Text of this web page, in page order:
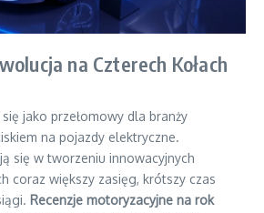
na Czterech Kołach
jako przełomowy dla branży
na pojazdy elektryczne.
się w tworzeniu innowacyjnych
coraz większy zasięg, krótszy czas
Recenzje motoryzacyjne na rok